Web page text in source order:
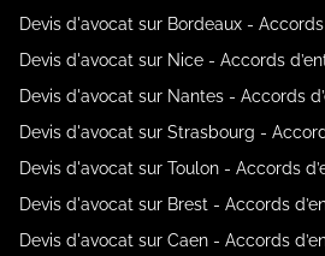
Devis d'avocat sur Bordeaux -
Devis d'avocat sur Nice - Accords
Devis d'avocat sur Nantes - Accords
Devis d'avocat sur Strasbourg -
Devis d'avocat sur Toulon - Accords
Devis d'avocat sur Brest - Accords
Devis d'avocat sur Caen - Accords